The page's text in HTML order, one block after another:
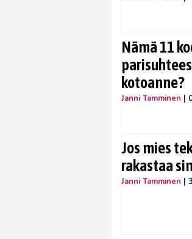
Nämä 11
kotoanne?
Janni Tamminen |
Jos mies
rakastaa
Janni Tamminen |